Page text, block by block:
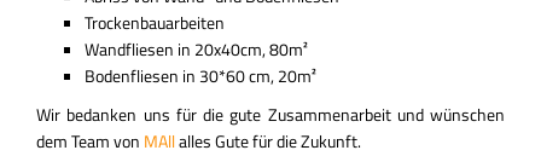
KONTAKT
Trockenbauarbeiten
Wandfliesen in 20x40cm, 80m²
Bodenfliesen in 30*60 cm, 20m²
Wir bedanken uns für die gute Zusammenarbeit und wünschen
dem Team von MAllalles Gute für die Zukunft.